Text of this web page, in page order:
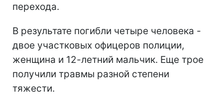
перехода.
В результате погибли четыре человека -
двое участковых офицеров полиции,
женщина и 12-летний мальчик. Еще трое
получили травмы разной степени
тяжести.